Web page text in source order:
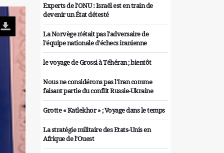
Experts de l'ONU : Israël est en train de
devenir un État détesté
La Norvège n'était pas l'adversaire de
l'équipe nationale d'échecs iranienne
le voyage de Grossi à Téhéran ; bientôt
Nous ne considérons pas l'Iran comme
faisant partie du conflit Russie-Ukraine
Grotte « Katlekhor » ; Voyage dans le temps
La stratégie militaire des Etats-Unis en
Afrique de l’Ouest